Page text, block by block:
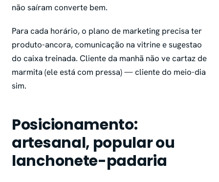
não saíram converte bem.
Para cada horário, o plano de marketing precisa ter
produto-ancora, comunicação na vitrine e sugestao
do caixa treinada. Cliente da manhã não ve cartaz de
marmita (ele está com pressa) — cliente do meio-dia
sim.
Posicionamento:
artesanal, popular ou
lanchonete-padaria